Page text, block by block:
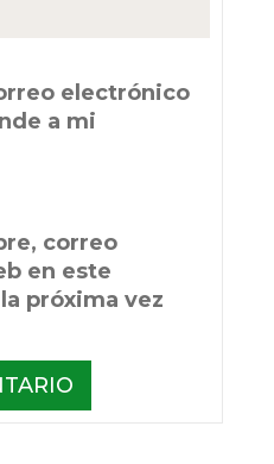
electrónico
a mi
correo
en este
próxima vez